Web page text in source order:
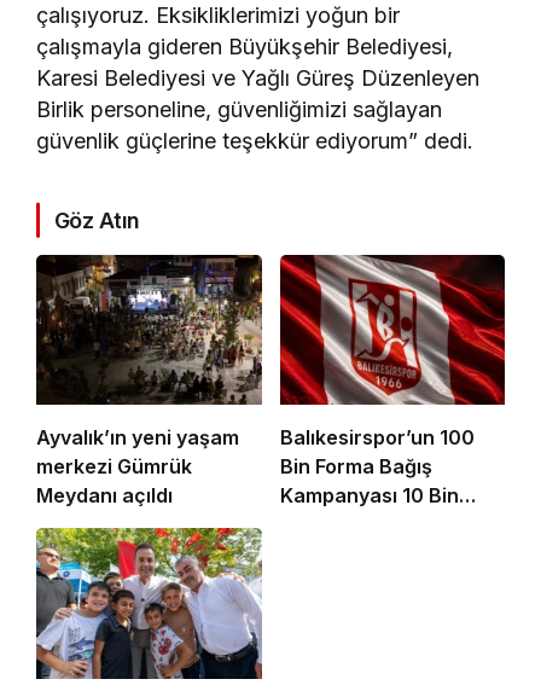
çalışıyoruz. Eksikliklerimizi yoğun bir
çalışmayla gideren Büyükşehir Belediyesi,
Karesi Belediyesi ve Yağlı Güreş Düzenleyen
Birlik personeline, güvenliğimizi sağlayan
güvenlik güçlerine teşekkür ediyorum” dedi.
Göz Atın
Ayvalık’ın yeni yaşam
merkezi Gümrük
Meydanı açıldı
Balıkesirspor’un 100
Bin Forma Bağış
Kampanyası 10 Bin